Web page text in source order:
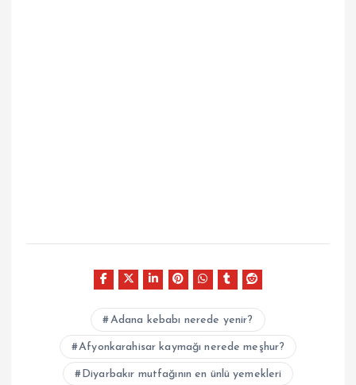
Adana kebabı nerede yenir?
Afyonkarahisar kaymağı nerede meşhur?
Diyarbakır mutfağının en ünlü yemekleri